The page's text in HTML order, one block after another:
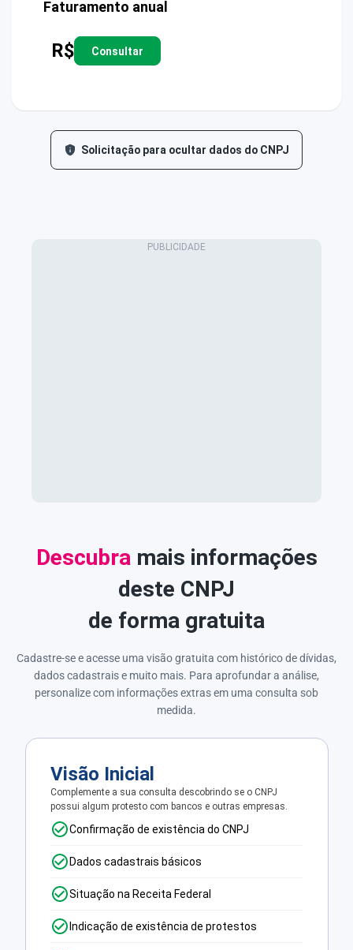
Faturamento anual
R$ Consultar
Solicitação para ocultar dados do CNPJ
Descubra mais informações
deste CNPJ
de forma gratuita
Cadastre-se e acesse uma visão gratuita com histórico de dívidas,
dados cadastrais e muito mais. Para aprofundar a análise,
personalize com informações extras em uma consulta sob
medida.
Visão Inicial
Complemente a sua consulta descobrindo se o CNPJ
possui algum protesto com bancos e outras empresas.
Confirmação de existência do CNPJ
Dados cadastrais básicos
Situação na Receita Federal
Indicação de existência de protestos